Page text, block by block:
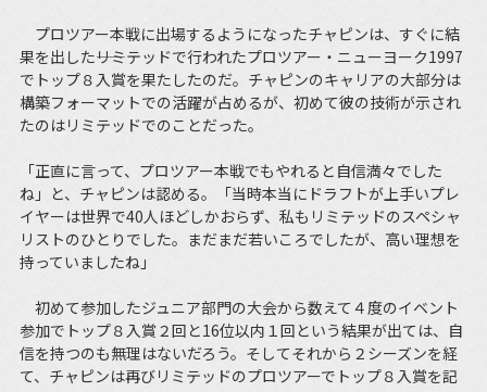
プロツアー本戦に出場するようになったチャピンは、すぐに結
果を出した――リミテッドで行われたプロツアー・ニューヨーク1997
でトップ８入賞を果たしたのだ。チャピンのキャリアの大部分は
構築フォーマットでの活躍が占めるが、初めて彼の技術が示され
たのはリミテッドでのことだった。
「正直に言って、プロツアー本戦でもやれると自信満々でした
ね」と、チャピンは認める。「当時本当にドラフトが上手いプレ
イヤーは世界で40人ほどしかおらず、私もリミテッドのスペシャ
リストのひとりでした。まだまだ若いころでしたが、高い理想を
持っていましたね」
初めて参加したジュニア部門の大会から数えて４度のイベント
参加でトップ８入賞２回と16位以内１回という結果が出ては、自
信を持つのも無理はないだろう。そしてそれから２シーズンを経
て、チャピンは再びリミテッドのプロツアーでトップ８入賞を記